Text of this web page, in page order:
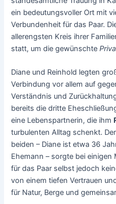
ein bedeutungsvoller Ort mit
Verbundenheit für das Paar.
allerengsten Kreis ihrer
statt, um die gewünschte
Diane und Reinhold legten
Verbindung vor allem auf
Verständnis und
bereits die dritte
eine Lebenspartnerin, die ihm
turbulenten Alltag schenkt.
beiden – Diane ist etwa 36
Ehemann – sorgte bei
für das Paar selbst jedoch
von einem tiefen Vertrauen
für Natur, Berge und